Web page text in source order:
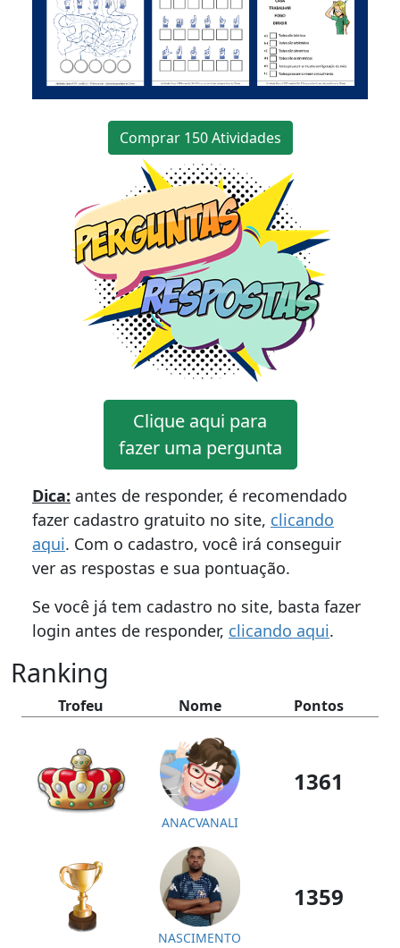
Clique aqui para
fazer uma pergunta
Dica: antes de responder, é recomendado
fazer cadastro gratuito no site, clicando
aqui. Com o cadastro, você irá conseguir
ver as respostas e sua pontuação.
Se você já tem cadastro no site, basta fazer
login antes de responder, clicando aqui.
Comprar 150 Atividades
Ranking
Trofeu Nome Pontos
ANACVANALI
1361
NASCIMENTO
1359